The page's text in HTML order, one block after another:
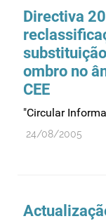
Medicinas
Plantas
Qualidade
Directiva
ombro no
CEE
"Circular
24/08/2005